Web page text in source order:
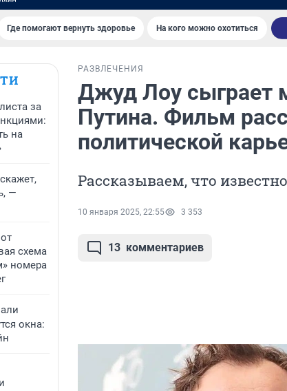
Где помогают вернуть здоровье На кого можно охотиться
за
на
—
схема
номера
окна:
РАЗВЛЕЧЕНИЯ
Джуд Лоу сыграет
Путина. Фильм
политической
Рассказываем, что
10 января 2025, 22:55 3 353
13 комментариев